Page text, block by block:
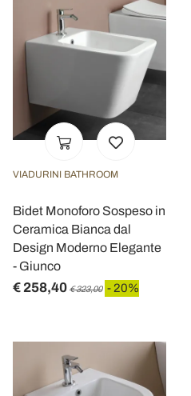
VIADURINI BATHROOM
Bidet Monoforo Sospeso in
Ceramica Bianca dal
Design Moderno Elegante
- Giunco
€ 258,40 € 323,00 - 20%